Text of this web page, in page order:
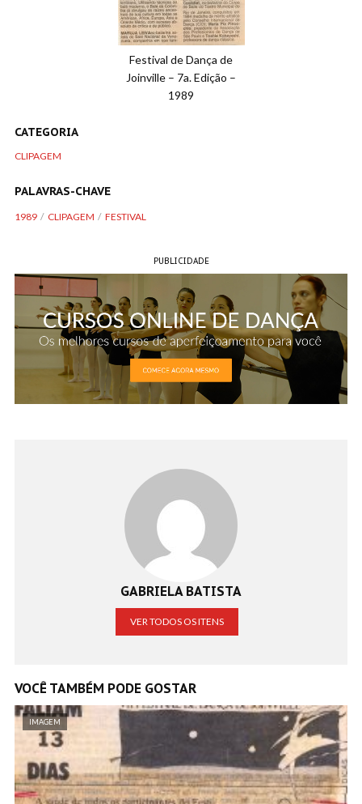
Festival de Dança de
Joinville – 7a. Edição –
1989
CATEGORIA
CLIPAGEM
PALAVRAS-CHAVE
1989 CLIPAGEM FESTIVAL
PUBLICIDADE
GABRIELA BATISTA
VER TODOS OS ITENS
VOCÊ TAMBÉM PODE GOSTAR
IMAGEM